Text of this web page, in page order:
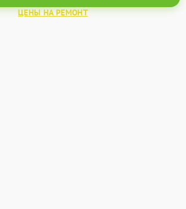
ЦЕНЫ НА РЕМОНТ